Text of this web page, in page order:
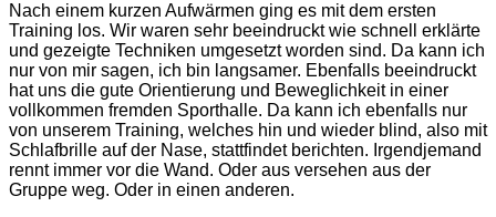
Nach einem kurzen Aufwärmen ging es mit dem ersten
Training los. Wir waren sehr beeindruckt wie schnell erklärte
und gezeigte Techniken umgesetzt worden sind. Da kann ich
nur von mir sagen, ich bin langsamer. Ebenfalls beeindruckt
hat uns die gute Orientierung und Beweglichkeit in einer
vollkommen fremden Sporthalle. Da kann ich ebenfalls nur
von unserem Training, welches hin und wieder blind, also mit
Schlafbrille auf der Nase, stattfindet berichten. Irgendjemand
rennt immer vor die Wand. Oder aus versehen aus der
Gruppe weg. Oder in einen anderen.